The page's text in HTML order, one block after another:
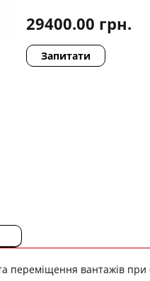
29400.00 грн.
Запитати
переміщення вантажів при